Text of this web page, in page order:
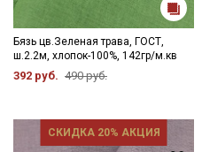
Бязь цв.Зеленая трава, ГОСТ,
ш.2.2м, хлопок-100%, 142гр/м.кв
392 руб. 490 руб.
СКИДКА 20% АКЦИЯ